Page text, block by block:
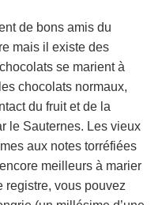
de bons amis du
mais il existe des
se marient à
chocolats normaux,
du fruit et de la
le Sauternes. Les vieux
aux notes torréfiées
meilleurs à marier
registre, vous pouvez